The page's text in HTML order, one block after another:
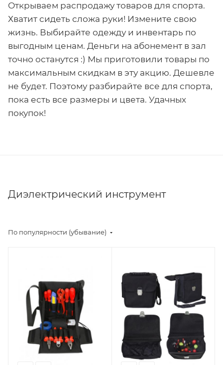
Открываем распродажу товаров для спорта.
Хватит сидеть сложа руки! Измените свою
жизнь. Выбирайте одежду и инвентарь по
выгодным ценам. Деньги на абонемент в зал
точно останутся :) Мы приготовили товары по
максимальным скидкам в эту акцию. Дешевле
не будет. Поэтому разбирайте все для спорта,
пока есть все размеры и цвета. Удачных
покупок!
Диэлектрический инструмент
По популярности (убывание)